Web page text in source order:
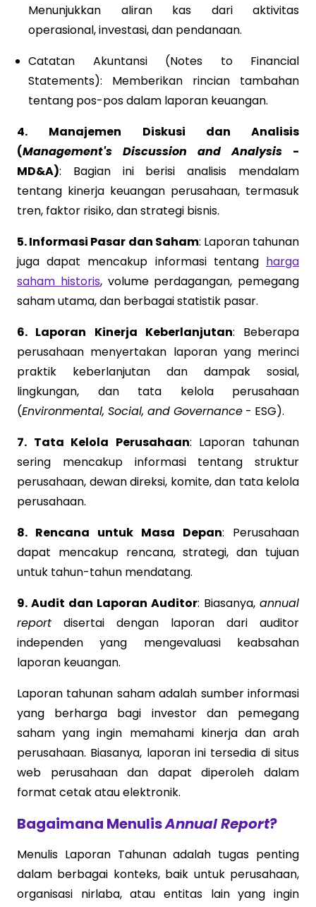
Menunjukkan aliran kas dari aktivitas
operasional, investasi, dan pendanaan.
Catatan Akuntansi (Notes to Financial
Statements): Memberikan rincian tambahan
tentang pos-pos dalam laporan keuangan.
4.
Manajemen Diskusi dan Analisis
(Management's Discussion and Analysis
-
MD&A): Bagian ini berisi analisis mendalam
tentang kinerja keuangan perusahaan, termasuk
tren, faktor risiko, dan strategi bisnis.
5. Informasi Pasar dan Saham: Laporan tahunan
juga dapat mencakup informasi tentang harga
saham historis, volume perdagangan, pemegang
saham utama, dan berbagai statistik pasar.
6. Laporan Kinerja Keberlanjutan: Beberapa
perusahaan menyertakan laporan yang merinci
praktik keberlanjutan dan dampak sosial,
lingkungan, dan tata kelola perusahaan
(Environmental, Social, and Governance - ESG).
7. Tata Kelola Perusahaan: Laporan tahunan
sering mencakup informasi tentang struktur
perusahaan, dewan direksi, komite, dan tata kelola
perusahaan.
8. Rencana untuk Masa Depan: Perusahaan
dapat mencakup rencana, strategi, dan tujuan
untuk tahun-tahun mendatang.
9. Audit dan Laporan Auditor: Biasanya, annual
report disertai dengan laporan dari auditor
independen yang mengevaluasi keabsahan
laporan keuangan.
Laporan tahunan saham adalah sumber informasi
yang berharga bagi investor dan pemegang
saham yang ingin memahami kinerja dan arah
perusahaan. Biasanya, laporan ini tersedia di situs
web perusahaan dan dapat diperoleh dalam
format cetak atau elektronik.
Bagaimana MenulisAnnual Report?
Menulis Laporan Tahunan adalah tugas penting
dalam berbagai konteks, baik untuk perusahaan,
organisasi nirlaba, atau entitas lain yang ingin